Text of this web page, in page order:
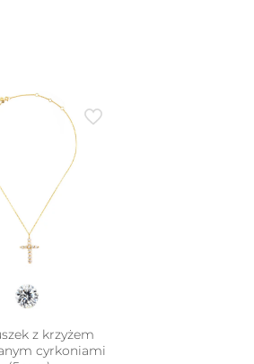
z krzyżem
cyrkoniami